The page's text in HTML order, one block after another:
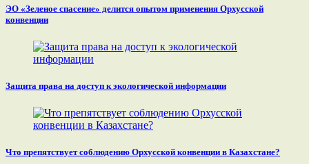
ЭО «Зеленое спасение» делится опытом применения Орхусской
конвенции
Защита права на доступ к экологической информации
Что препятствует соблюдению Орхусской конвенции в Казахстане?